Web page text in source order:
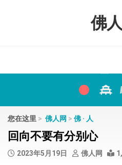
佛
您在这里 > 佛人网 > 佛 · 人
回向不要有分别心
2023年5月19日 佛人网